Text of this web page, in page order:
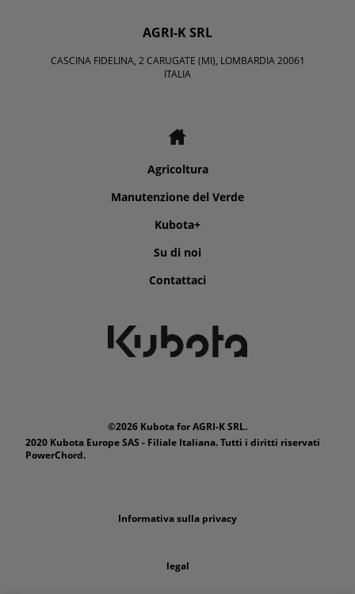
AGRI-K SRL
CASCINA FIDELINA, 2 CARUGATE (MI), LOMBARDIA 20061
ITALIA
Agricoltura
Manutenzione del Verde
Kubota+
Su di noi
Contattaci
©2026 Kubota for AGRI-K SRL.
2020 Kubota Europe SAS - Filiale Italiana. Tutti i diritti riservati
PowerChord.
Informativa sulla privacy
legal